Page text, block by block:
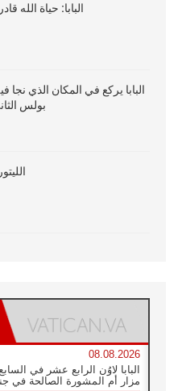
البابا: حياة الله
البابا يركع في المكان الذي نجا
بولس
08.08.2026
البابا لاوُن الرابع عشر في
مزار أم المشورة الصالحة في